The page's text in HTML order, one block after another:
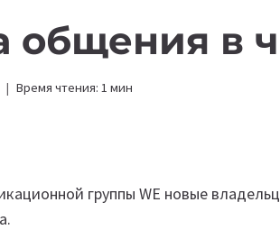
общения в
Время чтения: 1 мин
группы WE новые